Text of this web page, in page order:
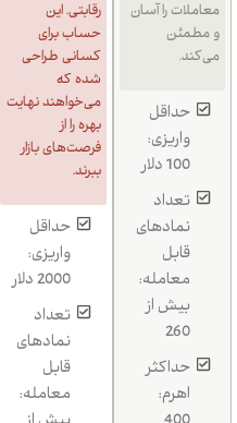
معاملات را آسان
و مطمئن
می‌کند.
حداقل
واریزی:
100 دلار
تعداد
نمادهای
قابل
معامله:
بیش از
260
حداکثر
اهرم:
رقابتی. این
حساب برای
کسانی طراحی
شده که
می‌خواهند نهایت
بهره را از
فرصت‌های بازار
ببرند.
حداقل
واریزی:
2000 دلار
تعداد
نمادهای
قابل
معامله: